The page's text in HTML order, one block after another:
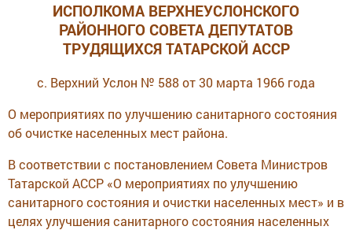
ИСПОЛКОМА ВЕРХНЕУСЛОНСКОГО
РАЙОННОГО СОВЕТА ДЕПУТАТОВ
ТРУДЯЩИХСЯ ТАТАРСКОЙ АССР
с. Верхний Услон № 588 от 30 марта 1966 года
О мероприятиях по улучшению санитарного состояния
об очистке населенных мест района.
В соответствии с постановлением Совета Министров
Татарской АССР «О мероприятиях по улучшению
санитарного состояния и очистки населенных мест» и в
целях улучшения санитарного состояния населенных